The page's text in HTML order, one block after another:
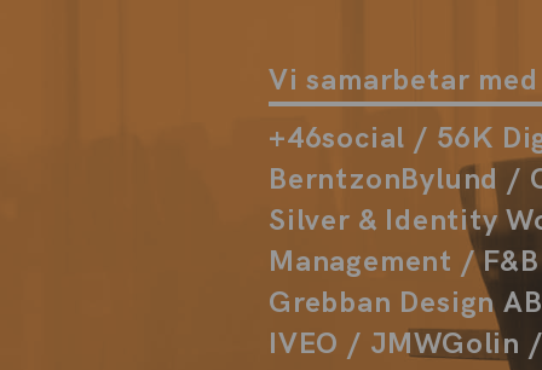
Vi samarbetar
+46social / 56K
BerntzonBylund /
Silver & Identity
Management /
Grebban Design
IVEO / JMWGolin